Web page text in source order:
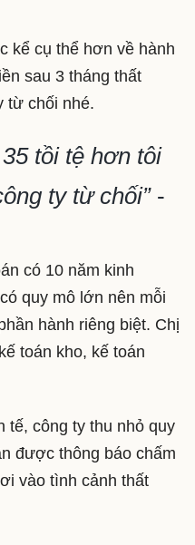
kể cụ thể hơn về hành
sau 3 tháng thất
từ chối nhé.
tồi tệ hơn tôi
ty từ chối”-
có 10 năm kinh
quy mô lớn nên mỗi
hành riêng biệt. Chị
toán kho, kế toán
tế, công ty thu nhỏ quy
được thông báo chấm
vào tình cảnh thất